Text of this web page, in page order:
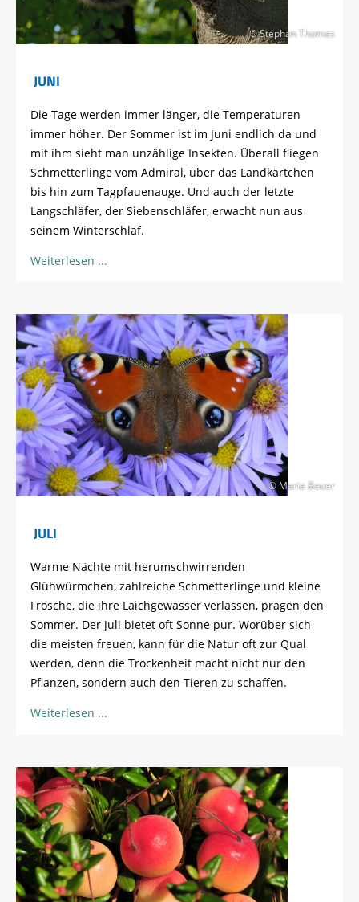
© Stephan Thomas
JUNI
Die Tage werden immer länger, die Temperaturen
immer höher. Der Sommer ist im Juni endlich da und
mit ihm sieht man unzählige Insekten. Überall fliegen
Schmetterlinge vom Admiral, über das Landkärtchen
bis hin zum Tagpfauenauge. Und auch der letzte
Langschläfer, der Siebenschläfer, erwacht nun aus
seinem Winterschlaf.
Weiterlesen
© Maria Bauer
JULI
Warme Nächte mit herumschwirrenden
Glühwürmchen, zahlreiche Schmetterlinge und kleine
Frösche, die ihre Laichgewässer verlassen, prägen den
Sommer. Der Juli bietet oft Sonne pur. Worüber sich
die meisten freuen, kann für die Natur oft zur Qual
werden, denn die Trockenheit macht nicht nur den
Pflanzen, sondern auch den Tieren zu schaffen.
Weiterlesen